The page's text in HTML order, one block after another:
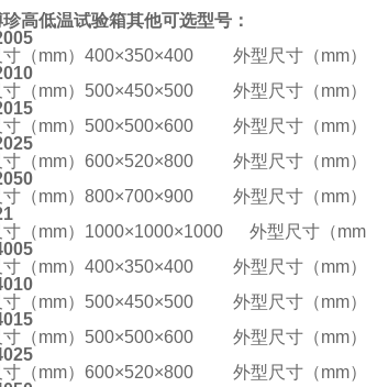
珍高低温试验箱其他可选型号：
寸（mm）400×350×400 外型尺寸（mm
寸（mm）500×450×500 外型尺寸（mm
寸（mm）500×500×600 外型尺寸（mm
寸（mm）600×520×800 外型尺寸（mm）
寸（mm）800×700×900 外型尺寸（mm）
寸（mm）1000×1000×1000 外型尺寸（
寸（mm）400×350×400 外型尺寸（mm
寸（mm）500×450×500 外型尺寸（mm
寸（mm）500×500×600 外型尺寸（mm
寸（mm）600×520×800 外型尺寸（mm）